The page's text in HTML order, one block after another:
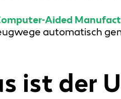
Aided
automatisch
ist der